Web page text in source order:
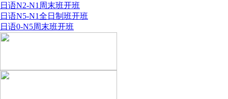
日语N2-N1周末班开班
日语N5-N1全日制班开班
日语0-N5周末班开班